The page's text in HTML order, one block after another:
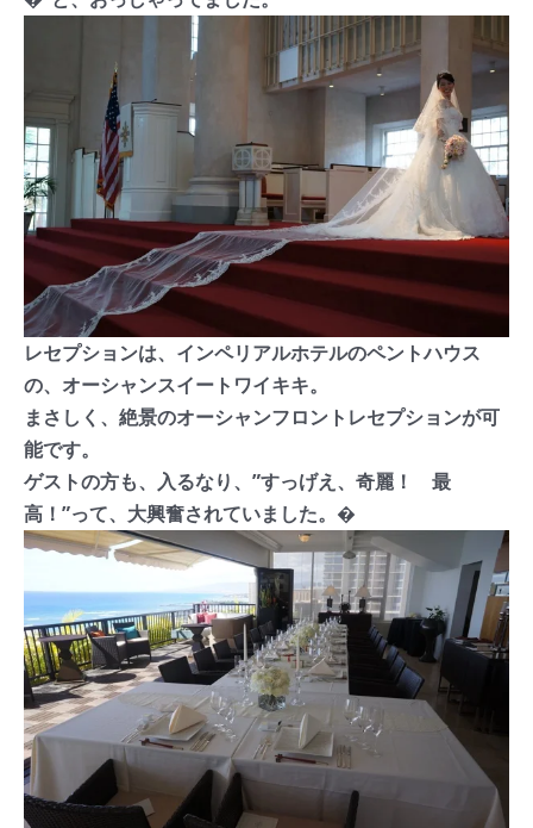
レセプションは、インペリアルホテルのペントハウス
の、オーシャンスイートワイキキ。
まさしく、絶景のオーシャンフロントレセプションが可
能です。
ゲストの方も、入るなり、”すっげえ、奇麗！ 最
高！”って、大興奮されていました。�